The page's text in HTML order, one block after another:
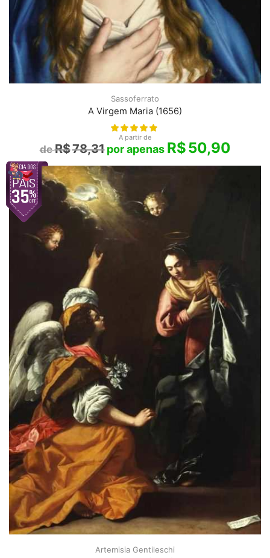
Sassoferrato
A Virgem Maria (1656)
A partir de
R$78,31 R$50,90
Artemisia Gentileschi